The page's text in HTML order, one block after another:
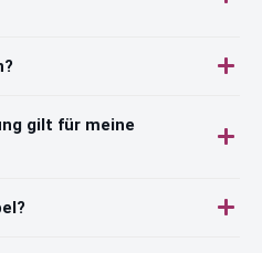
gilt für meine